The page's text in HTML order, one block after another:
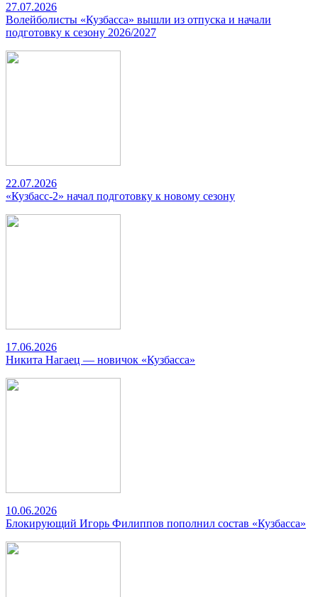
27.07.2026
Волейболисты «Кузбасса» вышли из отпуска и начали
подготовку к сезону 2026/2027
22.07.2026
«Кузбасс-2» начал подготовку к новому сезону
17.06.2026
Никита Нагаец — новичок «Кузбасса»
10.06.2026
Блокирующий Игорь Филиппов пополнил состав «Кузбасса»